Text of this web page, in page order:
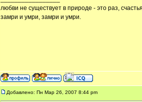
любви не существует в природе - это раз,
замри и умри, замри и умри.
Добавлено: Пн Мар 26, 2007 8:44 pm